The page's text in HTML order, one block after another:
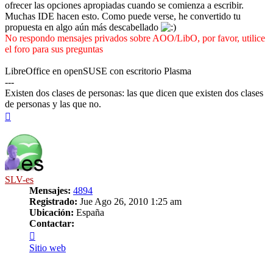
ofrecer las opciones apropiadas cuando se comienza a escribir.
Muchas IDE hacen esto. Como puede verse, he convertido tu
propuesta en algo aún más descabellado
No respondo mensajes privados sobre AOO/LibO, por favor, utilice
el foro para sus preguntas
LibreOffice en openSUSE con escritorio Plasma
---
Existen dos clases de personas: las que dicen que existen dos clases
de personas y las que no.
SLV-es
Mensajes: 4894
Registrado: Jue Ago 26, 2010 1:25 am
Ubicación: España
Contactar:
SLV-
es
Sitio web